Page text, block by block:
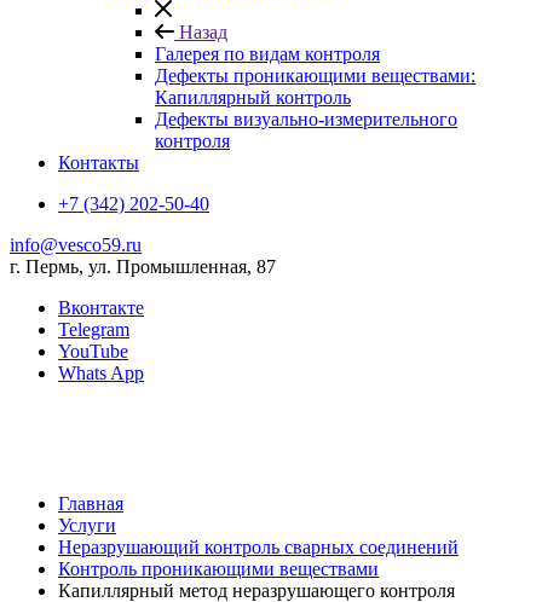
Назад
Галерея по видам контроля
Дефекты проникающими веществами:
Капиллярный контроль
Дефекты визуально-измерительного
контроля
Контакты
+7 (342) 202-50-40
info@vesco59.ru
г. Пермь, ул. Промышленная, 87
Вконтакте
Telegram
YouTube
Whats App
Главная
Услуги
Неразрушающий контроль сварных соединений
Контроль проникающими веществами
Капиллярный метод неразрушающего контроля